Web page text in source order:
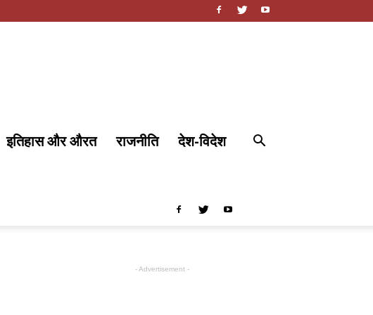
इतिहास और औरत राजनीति
देश-विदेश
- Advertisement -